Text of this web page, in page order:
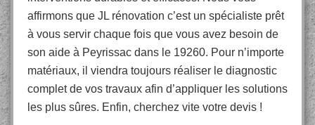
affirmons que JL rénovation c’est un spécialiste prêt
à vous servir chaque fois que vous avez besoin de
son aide à Peyrissac dans le 19260. Pour n’importe
matériaux, il viendra toujours réaliser le diagnostic
complet de vos travaux afin d’appliquer les solutions
les plus sûres. Enfin, cherchez vite votre devis !